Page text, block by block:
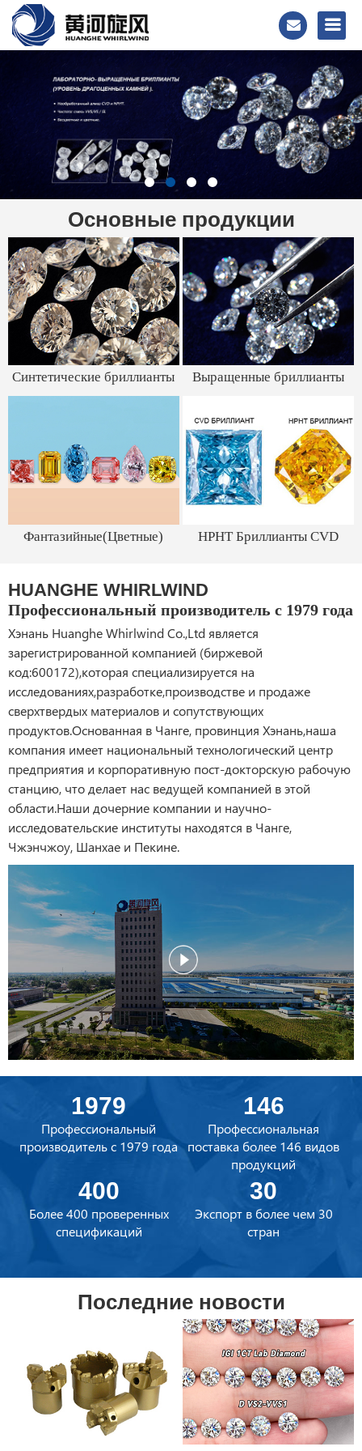
Основные продукции
Синтетические бриллианты Выращенные бриллианты
Фантазийные(Цветные)
HPHT Бриллианты CVD
HUANGHE WHIRLWIND
Профессиональный производитель с 1979 года
Хэнань Huanghe Whirlwind Co.,Ltd является
зарегистрированной компанией (биржевой
код:600172),которая специализируется на
исследованиях,разработке,производстве и продаже
сверхтвердых материалов и сопутствующих
продуктов.Основанная в Чанге, провинция Хэнань,наша
компания имеет национальный технологический центр
предприятия и корпоративную пост-докторскую рабочую
станцию, что делает нас ведущей компанией в этой
области.Наши дочерние компании и научно-
исследовательские институты находятся в Чанге,
Чжэнчжоу, Шанхае и Пекине.
1979
Профессиональный
производитель с 1979 года
146
Профессиональная
поставка более 146 видов
продукций
400
Более 400 проверенных
спецификаций
30
Экспорт в более чем 30
стран
Последние новости